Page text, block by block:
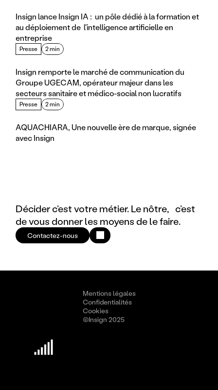
Insign lance Insign IA :  un pôle dédié à la formation et
au déploiement de  l'intelligence artificielle en
entreprise
Presse 2 min
Insign remporte le marché de communication du
Groupe UGECAM, opérateur majeur dans les
secteurs sanitaire et médico-social non lucratifs
Presse 2 min
AQUACHIARA, Une nouvelle ère de marque, signée
avec Insign
Décider c’est votre métier. Le nôtre, c’est
de vous donner les moyens de le faire.
Contactez-nous
Mentions légales
Confidentialités
Cookies
©Insign 2025